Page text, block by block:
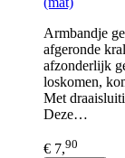
Armbandje
afgeronde
afzonderlijk
loskomen,
Met
Deze…
€ 7,90